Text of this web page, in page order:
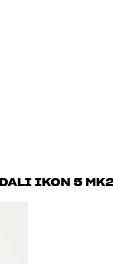
MK2-serien är de
bestyckats med en
och luftig
och
har DALI
serierna, och resultatet
IKON 5